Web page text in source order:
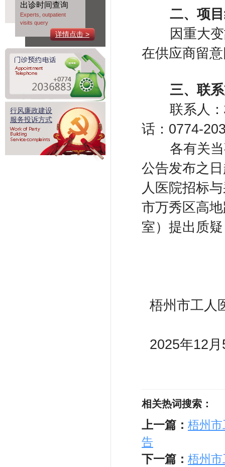
出诊时间查询
Experts, outpatient
visits query
详情点击 >
行风廉政建设
服务投诉方式
二、 项
因重大
在供应商留
​ 三、联
联系人
话：0774-
各有关
公告发布之
人医院招标
市万秀区高
室）提出质
梧州市工
2025年12
相关热词搜索：
上一篇： 梧州
告
下一篇： 梧州